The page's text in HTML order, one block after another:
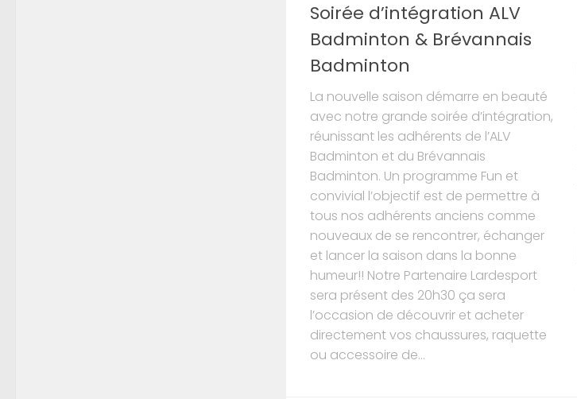
Soirée d’intégration ALV
Badminton & Brévannais
Badminton
La nouvelle saison démarre en beauté
avec notre grande soirée d’intégration,
réunissant les adhérents de l’ALV
Badminton et du Brévannais
Badminton. Un programme Fun et
convivial l’objectif est de permettre à
tous nos adhérents anciens comme
nouveaux de se rencontrer, échanger
et lancer la saison dans la bonne
humeur!! Notre Partenaire Lardesport
sera présent des 20h30 ça sera
l’occasion de découvrir et acheter
directement vos chaussures, raquette
ou accessoire de...